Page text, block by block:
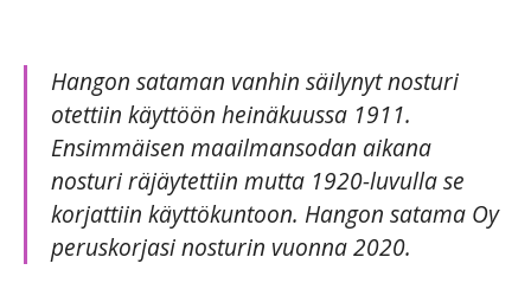
Hangon sataman vanhin säilynyt nosturi
otettiin käyttöön heinäkuussa 1911.
Ensimmäisen maailmansodan aikana
nosturi räjäytettiin mutta 1920-luvulla se
korjattiin käyttökuntoon. Hangon satama Oy
peruskorjasi nosturin vuonna 2020.